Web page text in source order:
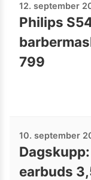
12. september
Philips
799
10. september
earbuds